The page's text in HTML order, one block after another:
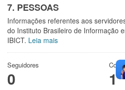
7. PESSOAS
Informações referentes aos
do Instituto Brasileiro de Informação
IBICT. Leia mais
Seguidores
0 1